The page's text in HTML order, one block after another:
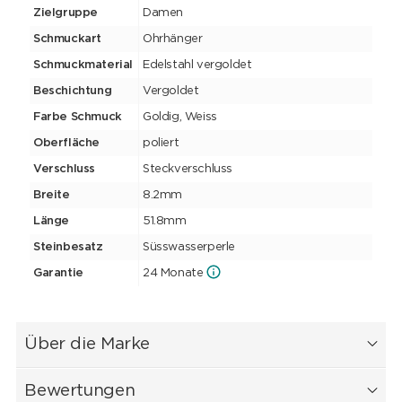
Zielgruppe Damen
Schmuckart Ohrhänger
Schmuckmaterial Edelstahl vergoldet
Beschichtung Vergoldet
Farbe Schmuck Goldig, Weiss
Oberfläche poliert
Verschluss Steckverschluss
Breite 8.2mm
Länge 51.8mm
Steinbesatz Süsswasserperle
Garantie 24 Monate
Über die Marke
Bewertungen